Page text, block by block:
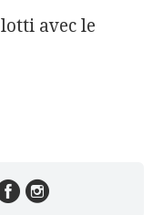
avec le